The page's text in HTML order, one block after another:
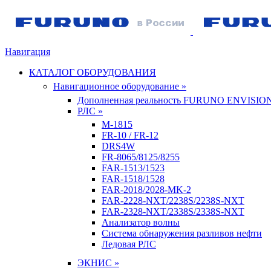
Навигация
КАТАЛОГ ОБОРУДОВАНИЯ
Навигационное оборудование »
Дополненная реальность FURUNO
РЛС »
M-1815
FR-10 / FR-12
DRS4W
FR-8065/8125/8255
FAR-1513/1523
FAR-1518/1528
FAR-2018/2028-MK-2
FAR-2228-NXT/2238S/2238S-NXT
FAR-2328-NXT/2338S/2338S-NXT
Анализатор волны
Система обнаружения разливов нефти
Ледовая РЛС
ЭКНИС »